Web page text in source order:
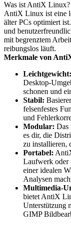
Was ist AntiX Linux?
AntiX Linux ist eine
älter PCs optimiert
und
mit begrenztem
reibungslos läuft.
Merkmale von
Leichtgewicht:
Desktop-
schonen und
Stabil:
felsenfestes
und
Modular: Das
es dir, die
zu installieren,
Portabel:
Laufwerk oder
einer idealen
Analysen
Multimedia-
bietet AntiX
Unterstützung
GIMP